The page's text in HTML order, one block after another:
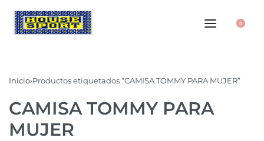
0
Inicio›Productos etiquetados “CAMISA TOMMY PARA MUJER”
CAMISA TOMMY PARA
MUJER